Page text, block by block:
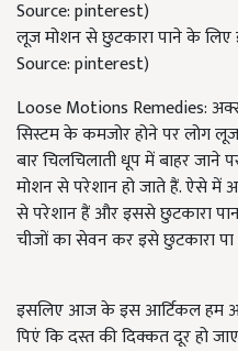
लूज मोशन से छुटकारा पाने के
Source: pinterest)
Loose Motions Remedies:
सिस्टम के कमजोर होने पर लोग
बार चिलचिलाती धूप में बाहर
मोशन से परेशान हो जाते हैं. ऐसे
से परेशान हैं और इससे छुटकारा
चीजों का सेवन कर इसे छुटकारा
इसलिए आज के इस आर्टिकल हम
पिएं कि दस्त की दिक्कत दूर हो